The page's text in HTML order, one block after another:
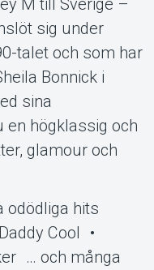
M till Sverige –
sig under
talet och som har
Bonnick i
sina
en högklassig och
glamour och
odödliga hits
Cool •
… och många